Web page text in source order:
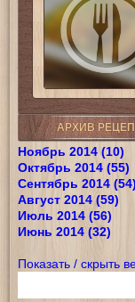
АРХИВ
Ноябрь 2014 (10)
Октябрь 2014 (55)
Сентябрь 2014 (54)
Август 2014 (59)
Июль 2014 (56)
Июнь 2014 (32)
Показать / скрыть